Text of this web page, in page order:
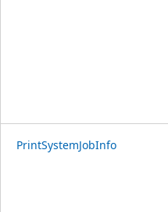
PrintSystemJobInfo